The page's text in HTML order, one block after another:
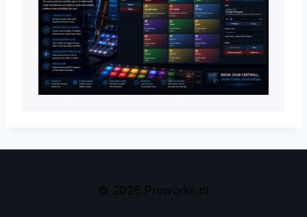
© 2026 Proworks.nl